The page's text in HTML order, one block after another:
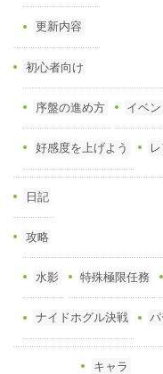
更新内容
初心者向け
序盤の進め方 イベ
好感度を上げよう
日記
攻略
水影 特殊極限任務
ナイドホグル決戦
キャラ